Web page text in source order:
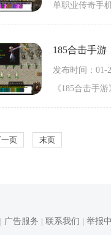
185合击手游
发布时间：01-
页 末页
广告服务 | 联系我们 | 举报